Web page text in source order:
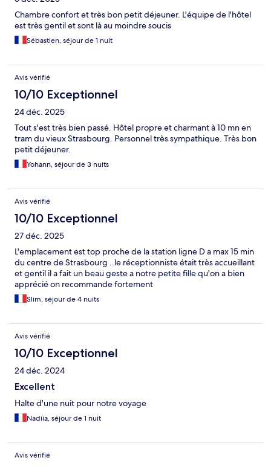
Chambre confort et très bon petit déjeuner. L'équipe de l'hôtel
est très gentil et sont là au moindre soucis
Sébastien, séjour de 1 nuit
Avis vérifié
10/10 Exceptionnel
24 déc. 2025
Tout s'est très bien passé. Hôtel propre et charmant à 10 mn en
tram du vieux Strasbourg. Personnel très sympathique. Très bon
petit déjeuner.
Yohann, séjour de 3 nuits
Avis vérifié
10/10 Exceptionnel
27 déc. 2025
L'emplacement est top proche de la station ligne D a max 15 min
du centre de Strasbourg ..le réceptionniste était très accueillant
et gentil il a fait un beau geste a notre petite fille qu'on a bien
apprécié on recommande fortement
Slim, séjour de 4 nuits
Avis vérifié
10/10 Exceptionnel
24 déc. 2024
Excellent
Halte d'une nuit pour notre voyage
Nadiia, séjour de 1 nuit
Avis vérifié